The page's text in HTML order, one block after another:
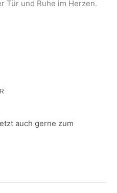
Tür und Ruhe im Herzen.
auch gerne zum